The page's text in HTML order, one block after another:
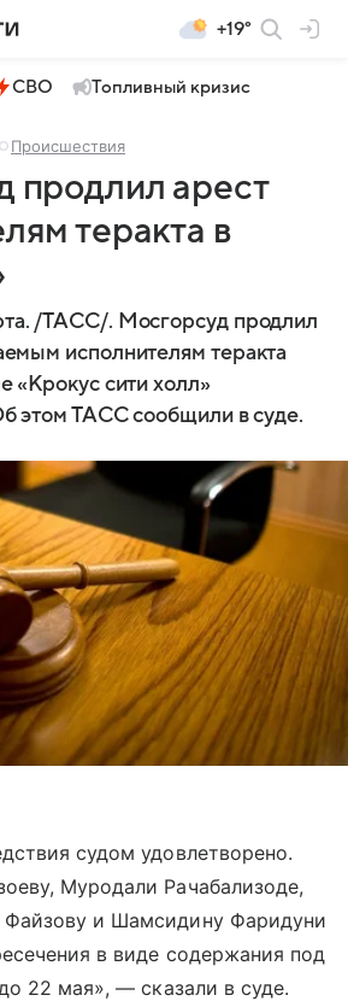
+19°
СВО Топливный кризис
Происшествия
продлил арест
теракта в
/ТАСС/. Мосгорсуд продлил
исполнителям теракта
«Крокус сити холл»
этом ТАСС сообщили в суде.
судом удовлетворено.
Муродали Рачабализоде,
и Шамсидину Фаридуни
в виде содержания под
22 мая», — сказали в суде.